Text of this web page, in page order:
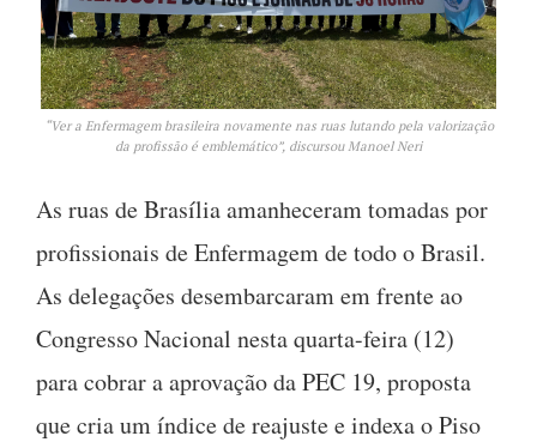
“Ver a Enfermagem brasileira novamente nas ruas lutando pela valorização
da profissão é emblemático”, discursou Manoel Neri
As ruas de Brasília amanheceram tomadas por
profissionais de Enfermagem de todo o Brasil.
As delegações desembarcaram em frente ao
Congresso Nacional nesta quarta-feira (12)
para cobrar a aprovação da PEC 19, proposta
que cria um índice de reajuste e indexa o Piso